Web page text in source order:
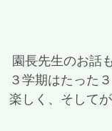
園長先生のお話
３学期はたった
楽しく、そして